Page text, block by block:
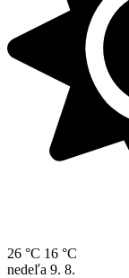
26 °C 16 °C
nedeľa 9. 8.